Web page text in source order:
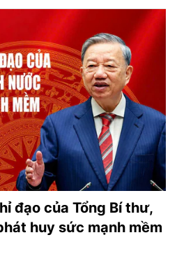
đạo của Tổng Bí thư,
huy sức mạnh mềm